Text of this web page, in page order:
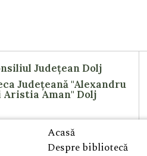
Județean Dolj
Județeană "Alexandru
Aristia Aman" Dolj
Acasă
Despre bibliotecă